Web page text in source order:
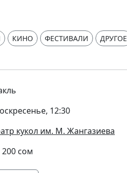
КИНО ФЕСТИВАЛИ ДРУГОЕ
12:30
кукол им. М. Жангазиева
сом